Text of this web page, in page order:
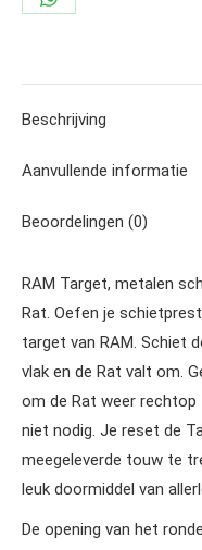
Share
Beschrijving
Aanvullende informatie
Beoordelingen (0)
RAM Target, metalen
Rat. Oefen je
target van RAM. Schiet
vlak en de Rat valt om.
om de Rat weer
niet nodig. Je reset de
meegeleverde touw te
leuk doormiddel van
De opening van het